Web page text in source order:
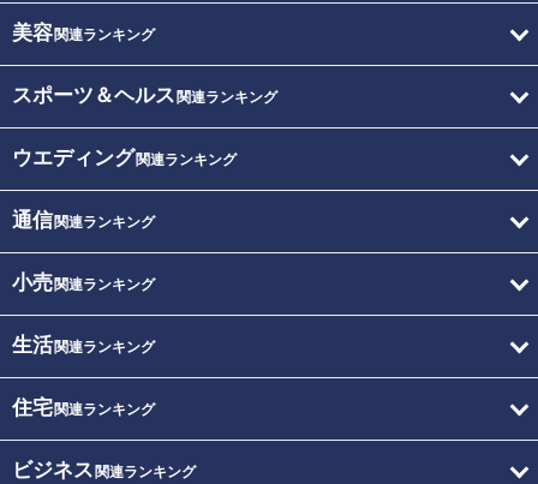
美容関連ランキング
スポーツ＆ヘルス 関連ランキング
ウエディング関連ランキング
通信関連ランキング
小売関連ランキング
生活関連ランキング
住宅関連ランキング
ビジネス 関連ランキング